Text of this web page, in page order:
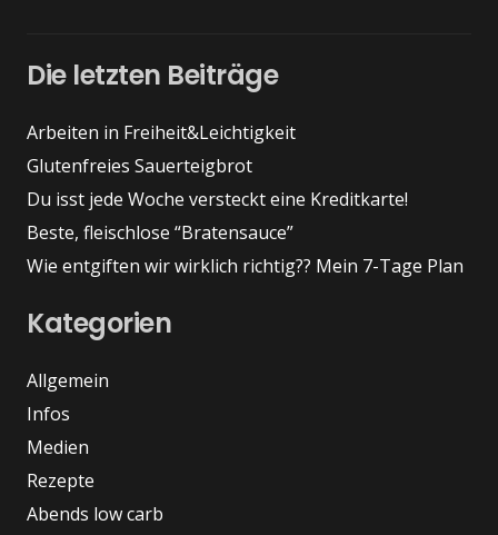
Die letzten Beiträge
Arbeiten in Freiheit&Leichtigkeit
Glutenfreies Sauerteigbrot
Du isst jede Woche versteckt eine Kreditkarte!
Beste, fleischlose “Bratensauce”
Wie entgiften wir wirklich richtig?? Mein 7-Tage Plan
Kategorien
Allgemein
Infos
Medien
Rezepte
Abends low carb